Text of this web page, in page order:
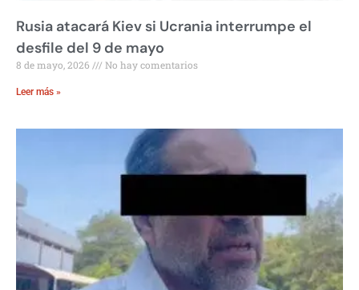
Rusia atacará Kiev si Ucrania interrumpe el
desfile del 9 de mayo
8 de mayo, 2026 No hay comentarios
Leer más »